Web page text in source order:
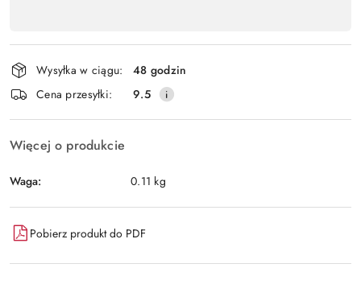
płatność
i
dostawa
Wysyłka w ciągu:
48 godzin
Cena przesyłki:
9.5
Więcej o produkcie
Waga: 0.11 kg
Pobierz produkt do PDF